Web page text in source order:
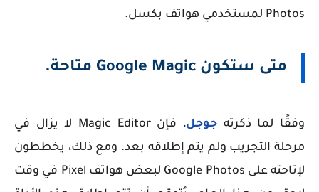
Photos لمستخدمي هواتف بكسل.
متى ستكون Google Magic متاحة.
وفقًا لما ذكرته جوجل
، فإن Magic Editor لا يزال في
مرحلة التجريب ولم يتم إطلاقه بعد. ومع ذلك، يخططون
لإتاحته على Google Photos لبعض هواتف Pixel في وقت